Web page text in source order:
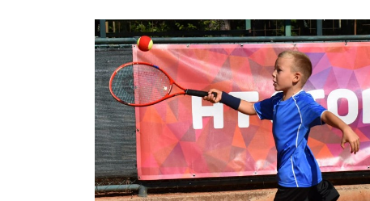
MOJ PROFIL
TELEFONSKI IMENIK